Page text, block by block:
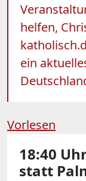
helfen,
ein
Vorlesen
18:40
statt